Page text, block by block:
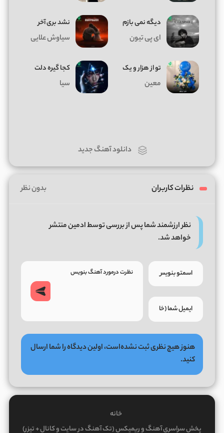
دیگه نمی بازم
ای پی تیون
نشد بری آخر
سیاوش علایی
تو از هزار و یک
معین
کجا گیره دلت
سیا
دانلود آهنگ جدید
نظرات کاربران بدون نظر
نظر ارزشمند شما پس از بررسی توسط ادمین منتشر
خواهد شد.
هنوز هیچ نظری ثبت نشده‌است، اولین دیدگاه را شما ارسال
کنید.
خانه
پخش سراسری آهنگ و ریمیکس (تک آهنگ در سایت و کانال + تیزر)